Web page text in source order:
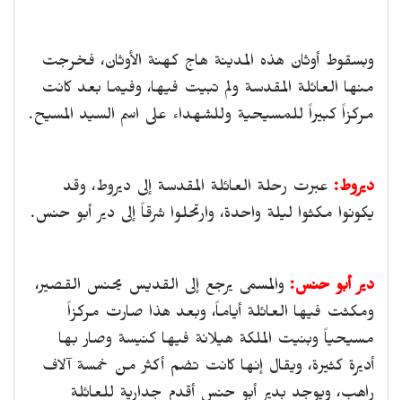
وبسقوط أوثان هذه المدينة هاج كهنة الأوثان، فخرجت
منها العائلة المقدسة ولم تبيت فيها، وفيما بعد كانت
مركزاً كبيراً للمسيحية وللشهداء على اسم السيد المسيح.
ديروط: عبرت رحلة العائلة المقدسة إلى ديروط، وقد
يكونوا مكثوا ليلة واحدة، وارتحلوا شرقاً إلى دير أبو حنس.
دير أبو حنس: والمسمى يرجع إلى القديس يحنس القصير،
ومكثت فيها العائلة أياماً، وبعد هذا صارت مركزاً
مسيحياً وبنيت الملكة هيلانة فيها كنيسة وصار بها
أديرة كثيرة، ويقال إنها كانت تضم أكثر من خمسة آلاف
راهب، ويوجد بدير أبو حنس أقدم جدارية للعائلة